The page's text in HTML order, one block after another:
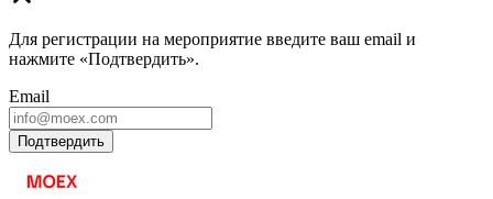
Для регистрации на мероприятие введите ваш email и
нажмите «Подтвердить».
Email
Подтвердить